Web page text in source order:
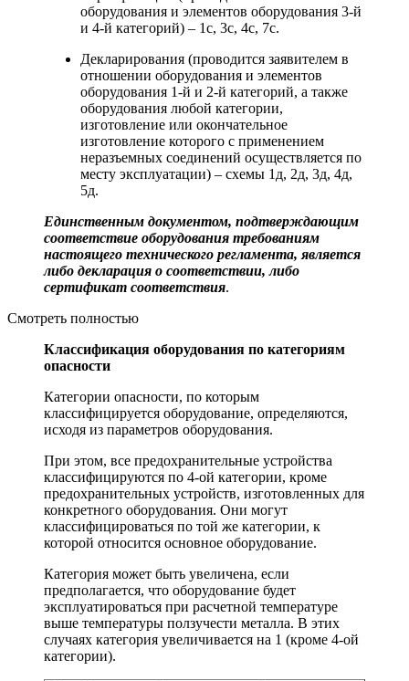
оборудования и элементов оборудования 3-й
и 4-й категорий) – 1с, 3с, 4с, 7с.
Декларирования (проводится заявителем в
отношении оборудования и элементов
оборудования 1-й и 2-й категорий, а также
оборудования любой категории,
изготовление или окончательное
изготовление которого с применением
неразъемных соединений осуществляется по
месту эксплуатации) – схемы 1д, 2д, 3д, 4д,
5д.
Единственным документом, подтверждающим
соответствие оборудования требованиям
настоящего технического регламента, является
либо декларация о соответствии, либо
сертификат соответствия.
Смотреть полностью
Классификация оборудования по категориям
опасности
Категории опасности, по которым
классифицируется оборудование, определяются,
исходя из параметров оборудования.
При этом, все предохранительные устройства
классифицируются по 4-ой категории, кроме
предохранительных устройств, изготовленных для
конкретного оборудования. Они могут
классифицироваться по той же категории, к
которой относится основное оборудование.
Категория может быть увеличена, если
предполагается, что оборудование будет
эксплуатироваться при расчетной температуре
выше температуры ползучести металла. В этих
случаях категория увеличивается на 1 (кроме 4-ой
категории).